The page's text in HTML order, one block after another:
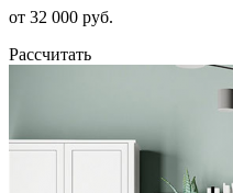
от 32 000 руб.
Рассчитать